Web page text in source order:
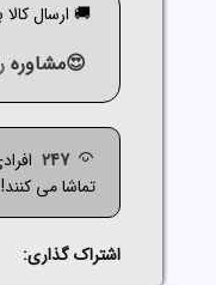
🚚 ارسال کالا بین 2 تا 3 روز
😍مشاوره
247
تماشا می کنند!
اشتراک گذاری: